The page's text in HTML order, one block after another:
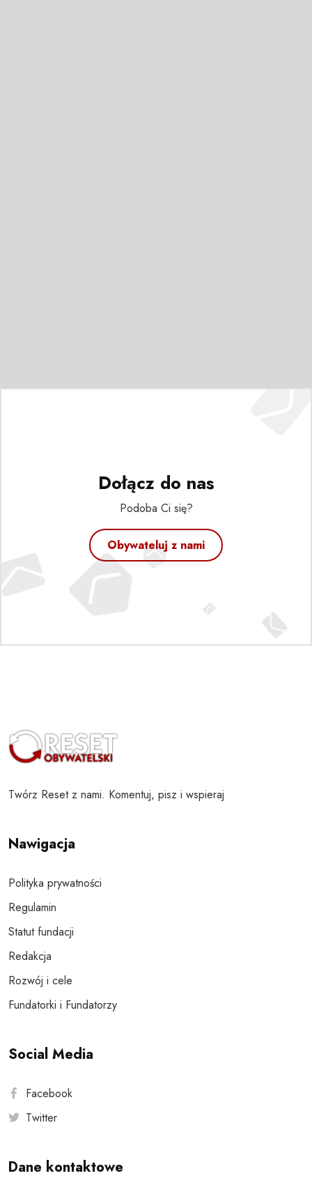
Dołącz do nas
Podoba Ci się?
Obywateluj z nami
Twórz Reset z nami. Komentuj, pisz i wspieraj
Nawigacja
Polityka prywatności
Regulamin
Statut fundacji
Redakcja
Rozwój i cele
Fundatorki i Fundatorzy
Social Media
Facebook
Twitter
Dane kontaktowe